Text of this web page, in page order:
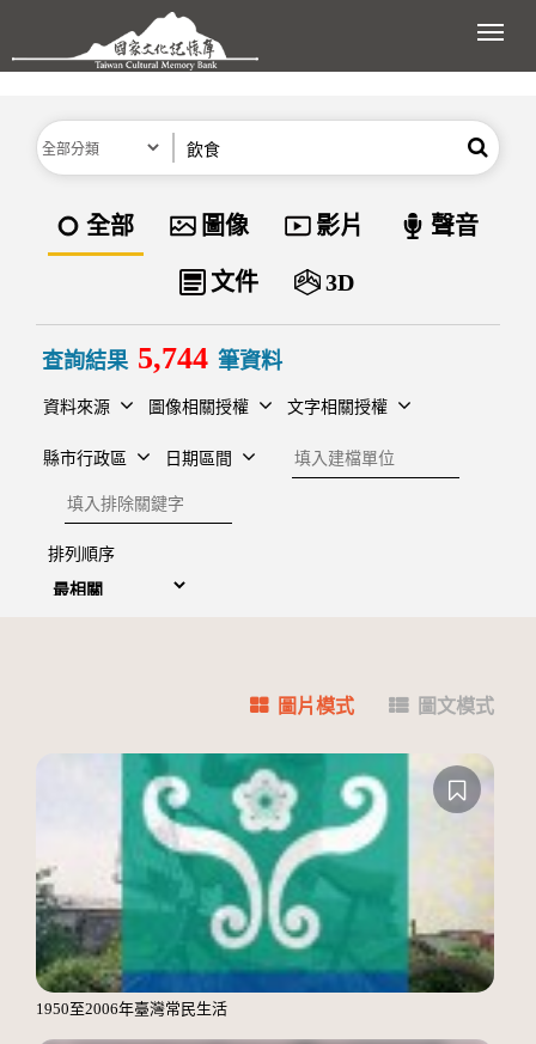
跳到主要內容區塊
展
分類 搜尋
資料類型
全部 圖像 影片 聲音
文件 3D
查詢結果 5,744 筆資料
資料來源 圖像相關授權 文字相關授權
縣市行政區 日期區間
建檔單位
排除關鍵字
排列順序
圖片模式 圖文模式
1950至2006年臺灣常民生活